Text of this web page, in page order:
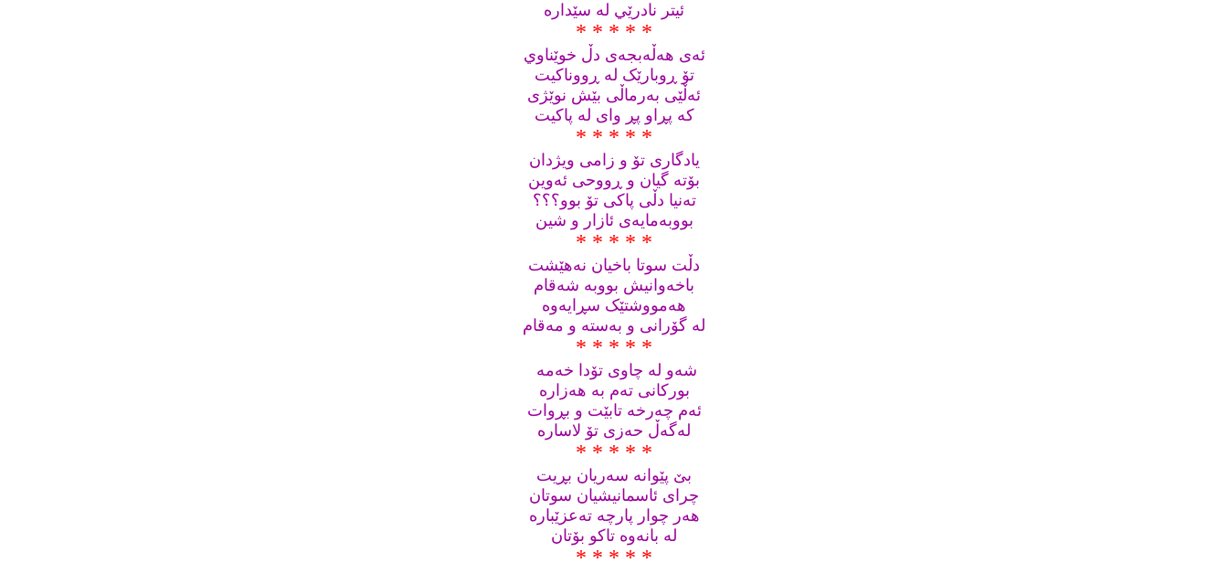
ئیتر نادرێي له‌ سێداره
* * * * *
ئه‌ی هه‌ڵه‌بجه‌ی دڵ خوێناوي
تۆ ڕوبارێک له‌ ڕووناکیت
ئه‌ڵێی به‌رماڵی بێش نوێژی
که‌ پڕاو پڕ وای له‌ پاکیت
* * * * *
یادگاری تۆ و زامی ویژدان
بۆته‌ گیان و ڕووحی ئه‌وین
ته‌نیا دڵی پاکی تۆ بوو؟؟؟
بووبه‌مایه‌ی ئازار و شين
* * * * *
دڵت سوتا باخیان نه‌هێشت
باخه‌وانیش بووبه‌ شه‌قام
هه‌مووشتێک سڕايه‌وه‌
له‌ گۆرانی و به‌سته‌ و مه‌قام
* * * * *
شه‌و له‌ چاوی تۆدا خه‌مه ‌
بورکانی ته‌م به‌ هه‌زاره
ئه‌م چه‌رخه‌ تابێت و بڕوات
له‌گه‌ڵ حه‌زی تۆ لاساره‌
* * * * *
بێ پێوانه‌ سه‌ریان بڕیت
چرای ئاسمانیشیان سوتان
هه‌ر چوار پارچه‌ ته‌عزێباره‌
له‌ بانه‌وه‌ تاکو بۆتان
* * * * *